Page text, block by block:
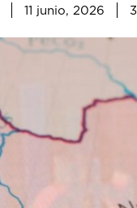
11 junio, 2026 3